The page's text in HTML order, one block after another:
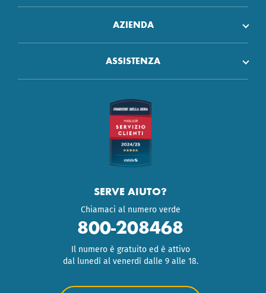
AZIENDA
ASSISTENZA
SERVE AIUTO?
Chiamaci al numero verde
800-208468
Il numero è gratuito ed è attivo
dal lunedì al venerdì dalle 9 alle 18.